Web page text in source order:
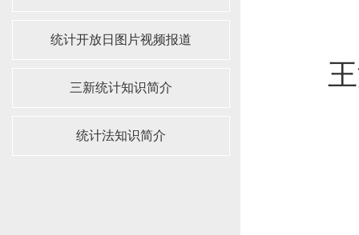
统计开放日图片视频报道
三新统计知识简介
统计法知识简介